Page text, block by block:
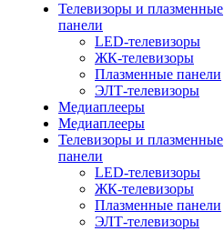
Телевизоры и плазменные
панели
LED-телевизоры
ЖК-телевизоры
Плазменные панели
ЭЛТ-телевизоры
Медиаплееры
Медиаплееры
Телевизоры и плазменные
панели
LED-телевизоры
ЖК-телевизоры
Плазменные панели
ЭЛТ-телевизоры